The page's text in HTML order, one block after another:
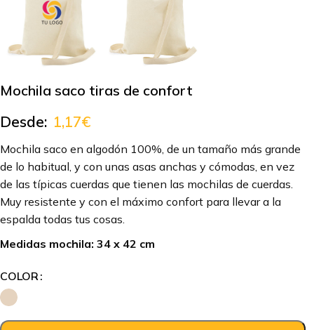
Mochila saco tiras de confort
Desde: 1,17€
Mochila saco en algodón 100%, de un tamaño más grande
de lo habitual, y con unas asas anchas y cómodas, en vez
de las típicas cuerdas que tienen las mochilas de cuerdas.
Muy resistente y con el máximo confort para llevar a la
espalda todas tus cosas.
Medidas mochila: 34 x 42 cm
COLOR